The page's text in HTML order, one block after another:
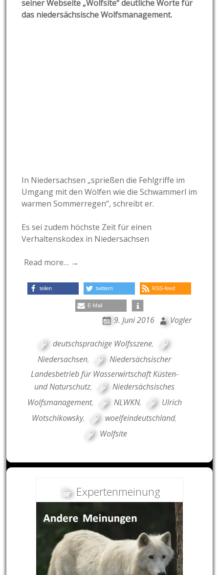
seiner Webseite „Wolfsite“ deutliche Worte für
das niedersächsische Wolfsmanagement.
In Niedersachsen „sprießen die Fehlgriffe im
Umgang mit den Wölfen wie die Schwammerl im
warmen Sommerregen“, schreibt er.
Es sei zudem höchste Zeit für einen
Verhaltenskodex in Niedersachsen
Read more… →
teilen twittern RSS-feed
E-Mail
9. Juni 2016 Vogler
deutschsprachige Wolfsszene,
Niedersachsen,
Niedersächsischer
Landesbetrieb für Wasserwirtschaft Küsten-
und Naturschutz,
Niedersächsisches
Wolfsmanagement, NLWKN,
Ulrich
Wotschikowsky, woelfeindeutschland,
Wolfsite
Expertenmeinung